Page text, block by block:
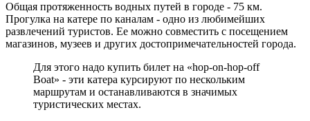
Общая протяженность водных путей в городе - 75 км.
Прогулка на катере по каналам - одно из любимейших
развлечений туристов. Ее можно совместить с посещением
магазинов, музеев и других достопримечательностей города.
Для этого надо купить билет на «hop-on-hop-off
Boat» - эти катера курсируют по нескольким
маршрутам и останавливаются в значимых
туристических местах.